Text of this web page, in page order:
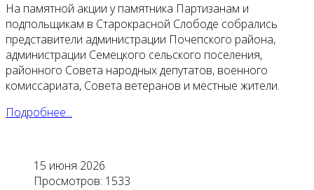
На памятной акции у памятника Партизанам и
подпольщикам в Старокрасной Слободе собрались
представители администрации Почепского района,
администрации Семецкого сельского поселения,
районного Совета народных депутатов, военного
комиссариата, Совета ветеранов и местные жители.
Подробнее...
15 июня 2026
Просмотров: 1533